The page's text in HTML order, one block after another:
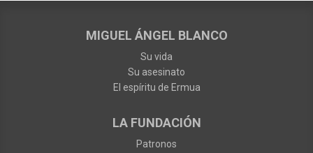
MIGUEL ÁNGEL BLANCO
Su vida
Su asesinato
El espíritu de Ermua
LA FUNDACIÓN
Patronos